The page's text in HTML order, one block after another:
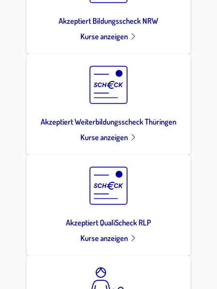
Akzeptiert Bildungsscheck NRW
Kurse anzeigen
Akzeptiert Weiterbildungsscheck Thüringen
Kurse anzeigen
Akzeptiert QualiScheck RLP
Kurse anzeigen